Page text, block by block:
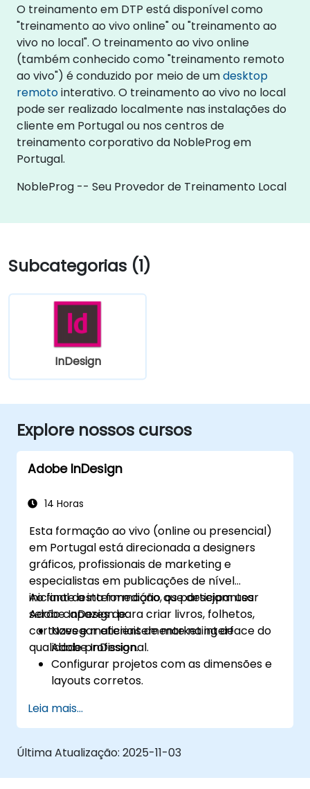
O treinamento em DTP está disponível como
"treinamento ao vivo online" ou "treinamento ao
vivo no local". O treinamento ao vivo online
(também conhecido como "treinamento remoto
ao vivo") é conduzido por meio de umdesktop
remotointerativo. O treinamento ao vivo no local
pode ser realizado localmente nas instalações do
cliente em Portugal ou nos centros de
treinamento corporativo da NobleProg em
Portugal.
NobleProg -- Seu Provedor de Treinamento Local
Subcategorias (1)
InDesign
Explore nossos cursos
Adobe InDesign
14 Horas
Esta formação ao vivo (online ou presencial)
em Portugal está direcionada a designers
gráficos, profissionais de marketing e
especialistas em publicações de nível
iniciante a intermediário que desejam usar
Adobe InDesign para criar livros, folhetos,
cartazes e materiais de marketing de
qualidade profissional.
Ao final desta formação, os participantes
serão capazes de:
Navegar eficientemente na interface do
Adobe InDesign.
Configurar projetos com as dimensões e
layouts corretos.
para criar designs convincentes.
Utilizar estilos, modelos e paletas de
cores para consistência e eficiência.
Preparar arquivos para impressão
profissional ou publicação digital.
Leia mais...
Última Atualização: 2025-11-03